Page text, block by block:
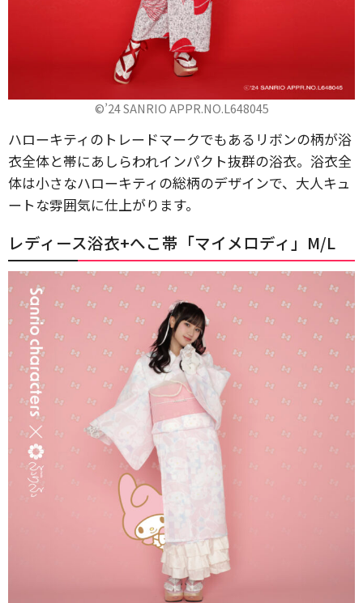
©’24 SANRIO APPR.NO.L648045
ハローキティのトレードマークでもあるリボンの柄が浴
衣全体と帯にあしらわれインパクト抜群の浴衣。浴衣全
体は小さなハローキティの総柄のデザインで、大人キュ
ートな雰囲気に仕上がります。
レディース浴衣+へこ帯「マイメロディ」M/L